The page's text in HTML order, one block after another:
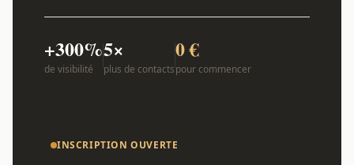
+300%
de visibilité
5×
plus de contacts
0 €
pour commencer
INSCRIPTION OUVERTE